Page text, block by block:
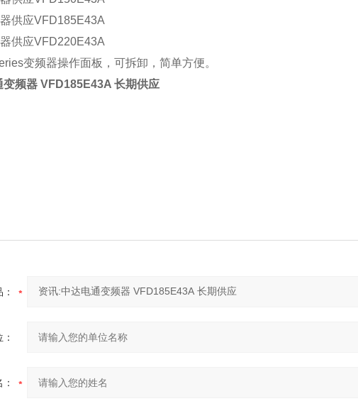
供应VFD185E43A
供应VFD220E43A
变频器操作面板，可拆卸，简单方便。
变频器 VFD185E43A 长期供应